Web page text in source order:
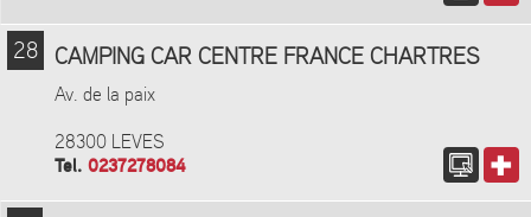
28 CAMPING CAR CENTRE FRANCE CHARTRES
Av. de la paix
28300 LEVES
Tel. 0237278084